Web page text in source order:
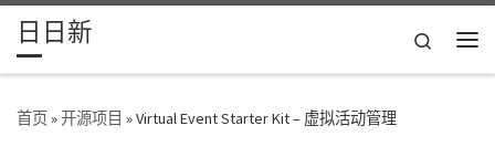
Skip to content
日日新
Search
首页»开源项目 »Virtual Event Starter Kit – 虚拟活动管理